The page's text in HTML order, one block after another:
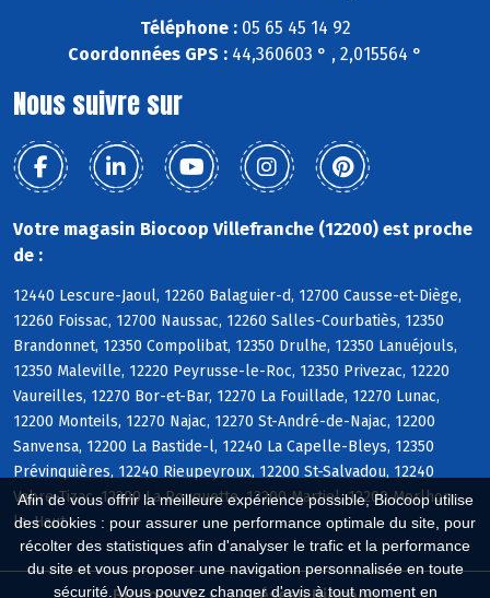
Afin de vous offrir la meilleure expérience possible, Biocoop utilise
des cookies : pour assurer une performance optimale du site, pour
récolter des statistiques afin d'analyser le trafic et la performance
du site et vous proposer une navigation personnalisée en toute
sécurité. Vous pouvez changer d'avis à tout moment en
Téléphone :05 65 45 14 92
Coordonnées GPS : 44,360603 ° , 2,015564 °
Nous suivre sur
Votre magasin Biocoop Villefranche (12200) est proche
de :
12440 Lescure-Jaoul, 12260 Balaguier-d, 12700 Causse-et-Diège,
12260 Foissac, 12700 Naussac, 12260 Salles-Courbatiès, 12350
Brandonnet, 12350 Compolibat, 12350 Drulhe, 12350 Lanuéjouls,
12350 Maleville, 12220 Peyrusse-le-Roc, 12350 Privezac, 12220
Vaureilles, 12270 Bor-et-Bar, 12270 La Fouillade, 12270 Lunac,
12200 Monteils, 12270 Najac, 12270 St-André-de-Najac, 12200
Sanvensa, 12200 La Bastide-l, 12240 La Capelle-Bleys, 12350
Prévinquières, 12240 Rieupeyroux, 12200 St-Salvadou, 12240
Vabre-Tizac, 12200 La Rouquette, 12200 Martiel, 12200 Morlhon-
le-Haut